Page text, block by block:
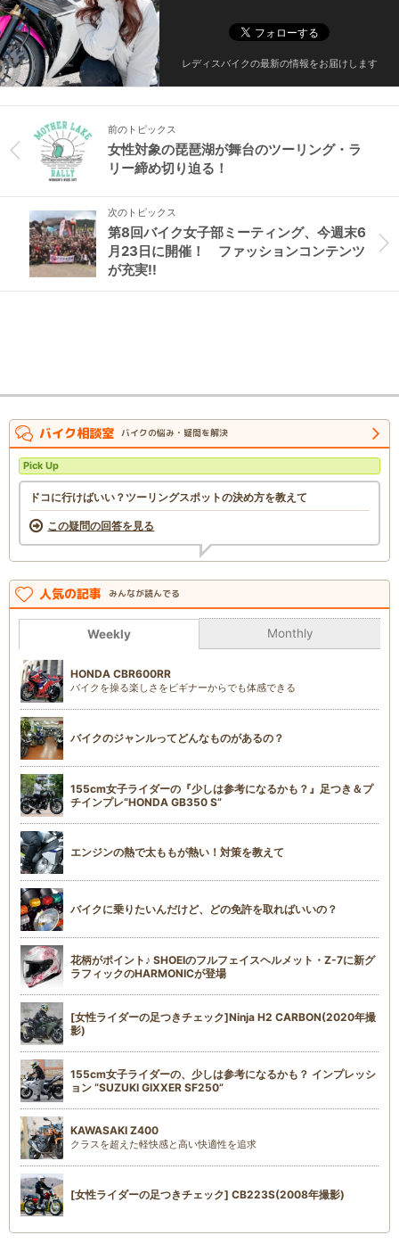
レディスバイクの最新の情報をお届けします
前のトピックス
女性対象の琵琶湖が舞台のツーリング・ラ
リー締め切り迫る！
次のトピックス
第8回バイク女子部ミーティング、今週末6
月23日に開催！ ファッションコンテンツ
が充実!!
バイク相談室 バイクの悩み・疑問を解決
Pick Up
ドコに行けばいい？ツーリングスポットの決め方を教えて
この疑問の回答を見る
人気の記事 みんなが読んでる
Weekly Monthly
HONDA CBR600RR
バイクを操る楽しさをビギナーからでも体感できる
バイクのジャンルってどんなものがあるの？
155cm女子ライダーの『少しは参考になるかも？』足つき＆プ
チインプレ“HONDA GB350 S”
エンジンの熱で太ももが熱い！対策を教えて
バイクに乗りたいんだけど、どの免許を取ればいいの？
花柄がポイント♪ SHOEIのフルフェイスヘルメット・Z-7に新グ
ラフィックのHARMONICが登場
[女性ライダーの足つきチェック]Ninja H2 CARBON(2020年撮
影)
155cm女子ライダーの、少しは参考になるかも？ インプレッシ
ョン “SUZUKI GIXXER SF250”
KAWASAKI Z400
クラスを超えた軽快感と高い快適性を追求
[女性ライダーの足つきチェック] CB223S(2008年撮影)